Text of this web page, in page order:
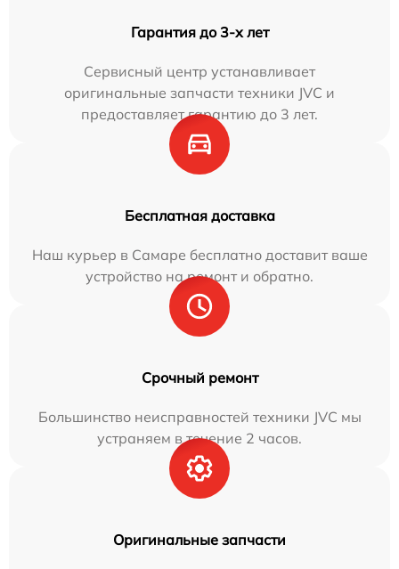
Гарантия до 3-х лет
Сервисный центр устанавливает
оригинальные запчасти техники JVC и
предоставляет гарантию до 3 лет.
Бесплатная доставка
Наш курьер в Самаре бесплатно доставит ваше
устройство на ремонт и обратно.
Срочный ремонт
Большинство неисправностей техники JVC мы
устраняем в течение 2 часов.
Оригинальные запчасти